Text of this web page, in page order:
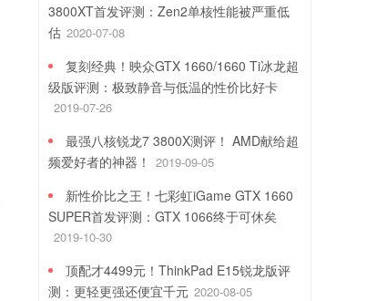
3800XT首发评测：Zen2单核性能被严重低
估 2020-07-08
复刻经典！映众GTX 1660/1660 Ti冰龙超
级版评测：极致静音与低温的性价比好卡
2019-07-26
最强八核锐龙7 3800X测评！ AMD献给超
频爱好者的神器！
2019-09-05
新性价比之王！七彩虹iGame GTX 1660
SUPER首发评测：GTX 1066终于可休矣
2019-10-30
顶配才4499元！ThinkPad E15锐龙版评
测：更轻更强还便宜千元 2020-08-05